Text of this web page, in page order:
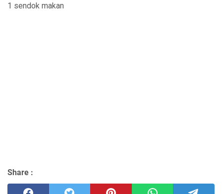
1 sendok makan
Share :